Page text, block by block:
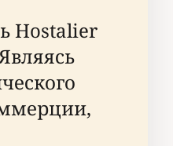
Hostalier